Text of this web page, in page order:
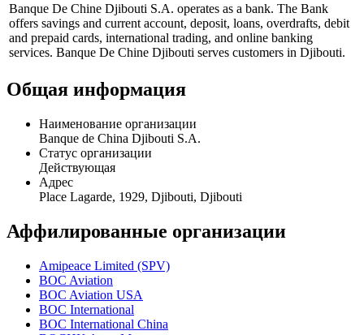
Banque De Chine Djibouti S.A. operates as a bank. The Bank
offers savings and current account, deposit, loans, overdrafts, debit
and prepaid cards, international trading, and online banking
services. Banque De Chine Djibouti serves customers in Djibouti.
Общая информация
Наименование организации
Banque de China Djibouti S.A.
Статус организации
Действующая
Адрес
Place Lagarde, 1929, Djibouti, Djibouti
Аффилированные организации
Amipeace Limited (SPV)
BOC Aviation
BOC Aviation USA
BOC International
BOC International China